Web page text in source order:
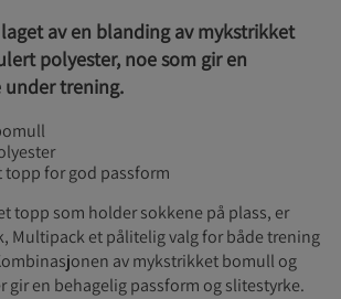
av en blanding av mykstrikket
polyester, noe som gir en
under trening.
topp for god passform
topp som holder sokkene på plass, er
Multipack et pålitelig valg for både trening
av mykstrikket bomull og
gir en behagelig passform og slitestyrke.